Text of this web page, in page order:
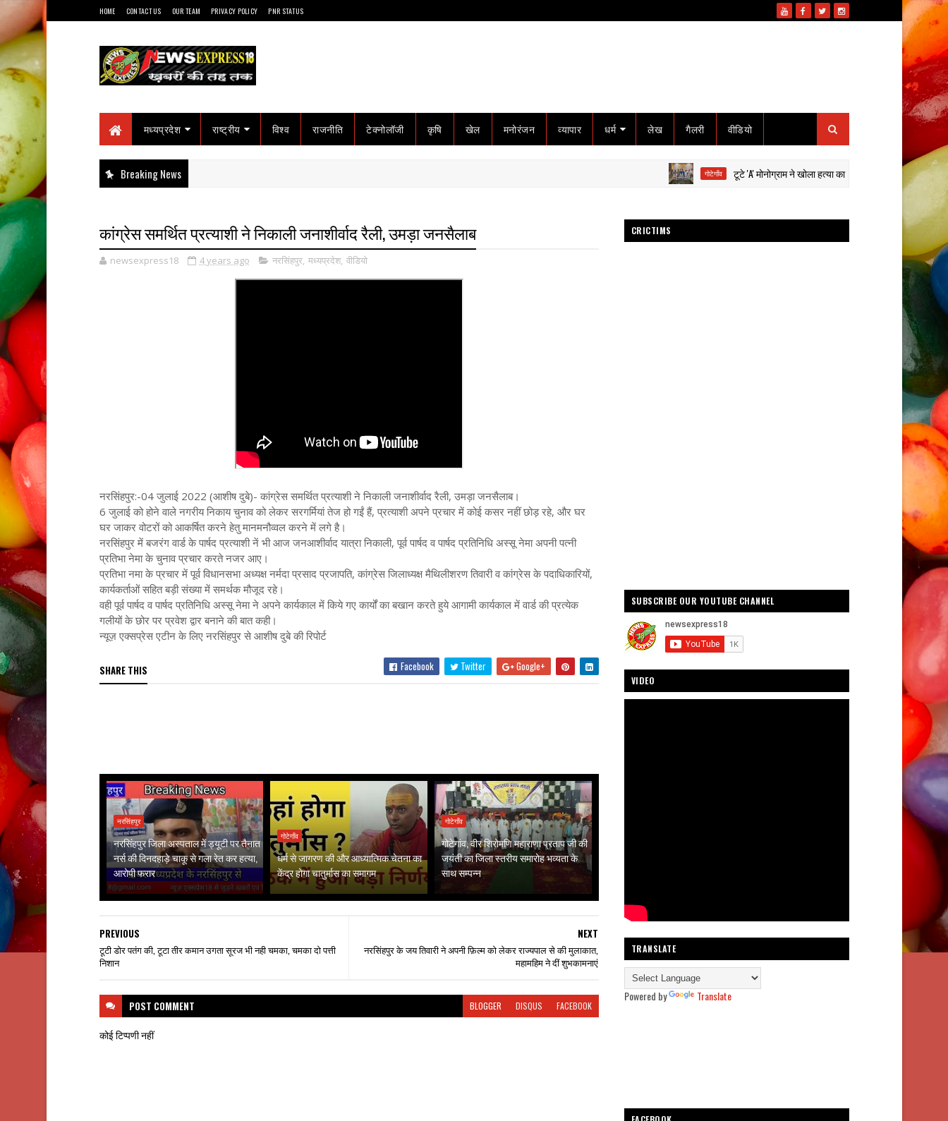
HOME CONTACT US OUR TEAM PRIVACY POLICY PNR STATUS
मध्यप्रदेश राष्ट्रीय विश्व राजनीति टेक्नोलॉजी कृषि खेल मनोरंजन व्यापार धर्म लेख गैलरी वीडियो
Breaking News गोटेगाँव टूटे 'A' मोनोग्राम ने खोला हत्या का राज: हाईवा से कुचलकर सड़क हादसा
कांग्रेस समर्थित प्रत्याशी ने निकाली जनाशीर्वाद रैली, उमड़ा जनसैलाब
newsexpress18 4 years ago नरसिंहपुर, मध्यप्रदेश, वीडियो
नरसिंहपुर:-04 जुलाई 2022 (आशीष दुबे)- कांग्रेस समर्थित प्रत्याशी ने निकाली जनाशीर्वाद रैली, उमड़ा जनसैलाब।
6 जुलाई को होने वाले नगरीय निकाय चुनाव को लेकर सरगर्मियां तेज हो गईं हैं, प्रत्याशी अपने प्रचार में कोई कसर नहीं छोड़ रहे, और घर
घर जाकर वोटरों को आकर्षित करने हेतु मानमनौव्वल करने में लगे है।
नरसिंहपुर में बजरंग वार्ड के पार्षद प्रत्याशी नें भी आज जनआशीर्वाद यात्रा निकाली, पूर्व पार्षद व पार्षद प्रतिनिधि अस्सू नेमा अपनी पत्नी
प्रतिभा नेमा के चुनाव प्रचार करते नजर आए।
प्रतिभा नमा के प्रचार में पूर्व विधानसभा अध्यक्ष नर्मदा प्रसाद प्रजापति, कांग्रेस जिलाध्यक्ष मैथिलीशरण तिवारी व कांग्रेस के पदाधिकारियों,
कार्यकर्ताओं सहित बड़ी संख्या में समर्थक मौजूद रहे।
वही पूर्व पार्षद व पार्षद प्रतिनिधि अस्सू नेमा ने अपने कार्यकाल में किये गए कार्यों का बखान करते हुये आगामी कार्यकाल में वार्ड की प्रत्येक
गलीयों के छोर पर प्रवेश द्वार बनाने की बात कही।
न्यूज़ एक्सप्रेस एटीन के लिए नरसिंहपुर से आशीष दुबे की रिपोर्ट
SHARE THIS Facebook Twitter Google+
नरसिंहपुर
नरसिंहपुर जिला अस्पताल में ड्यूटी पर तैनात
नर्स की दिनदहाड़े चाकू से गला रेत कर हत्या,
आरोपी फरार
गोटेगाँव
धर्म से जागरण की और आध्यात्मिक चेतना का
केंद्र होगा चातुर्मास का समागम
गोटेगाँव
गोटेगांव, वीर शिरोमणि महाराणा प्रताप जी की
जयंती का जिला स्तरीय समारोह भव्यता के
साथ सम्पन्न
NEXT
नरसिंहपुर के जय तिवारी ने अपनी फ़िल्म को लेकर राज्यपाल से की मुलाकात,
महामहिम ने दीं शुभकामनाएं
PREVIOUS
टूटी डोर पतंग की, टूटा तीर कमान उगता सूरज भी नही चमका, चमका दो पत्ती
निशान
POST COMMENT BLOGGER DISQUS FACEBOOK
कोई टिप्पणी नहीं
CRICTIMS
SUBSCRIBE OUR YOUTUBE CHANNEL
VIDEO
TRANSLATE
Powered by Translate